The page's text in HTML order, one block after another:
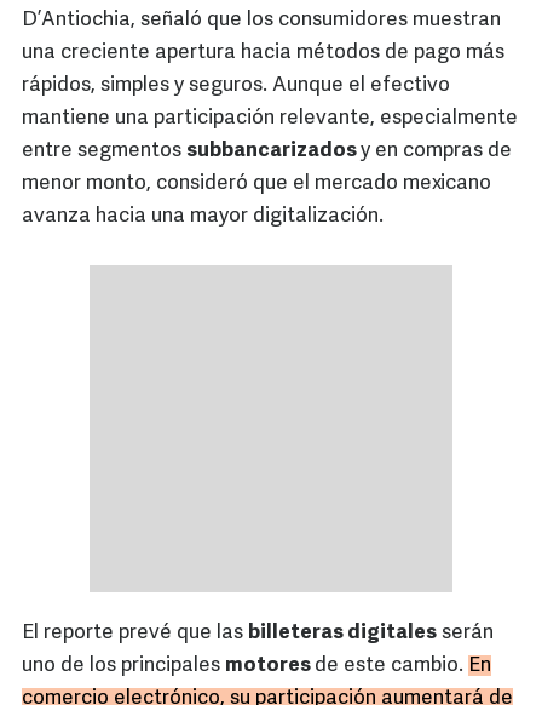
D’Antiochia, señaló que los consumidores muestran
una creciente apertura hacia métodos de pago más
rápidos, simples y seguros. Aunque el efectivo
mantiene una participación relevante, especialmente
entre segmentos subbancarizadosy en compras de
menor monto, consideró que el mercado mexicano
avanza hacia una mayor digitalización.
El reporte prevé que las billeteras digitales serán
uno de los principales motores de este cambio. En
comercio electrónico, su participación aumentará de